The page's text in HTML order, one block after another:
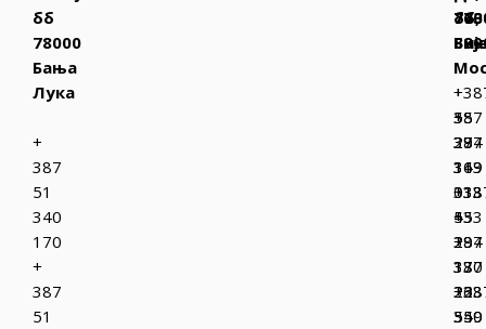
бб
78000
Бања
Лука
+
387
51
340
170
+
387
51
+
387
37
319
013
+
387
37
223
349
бб,
+
387
36
333
433
+
387
36
550
55
294
143
55
294
130
55